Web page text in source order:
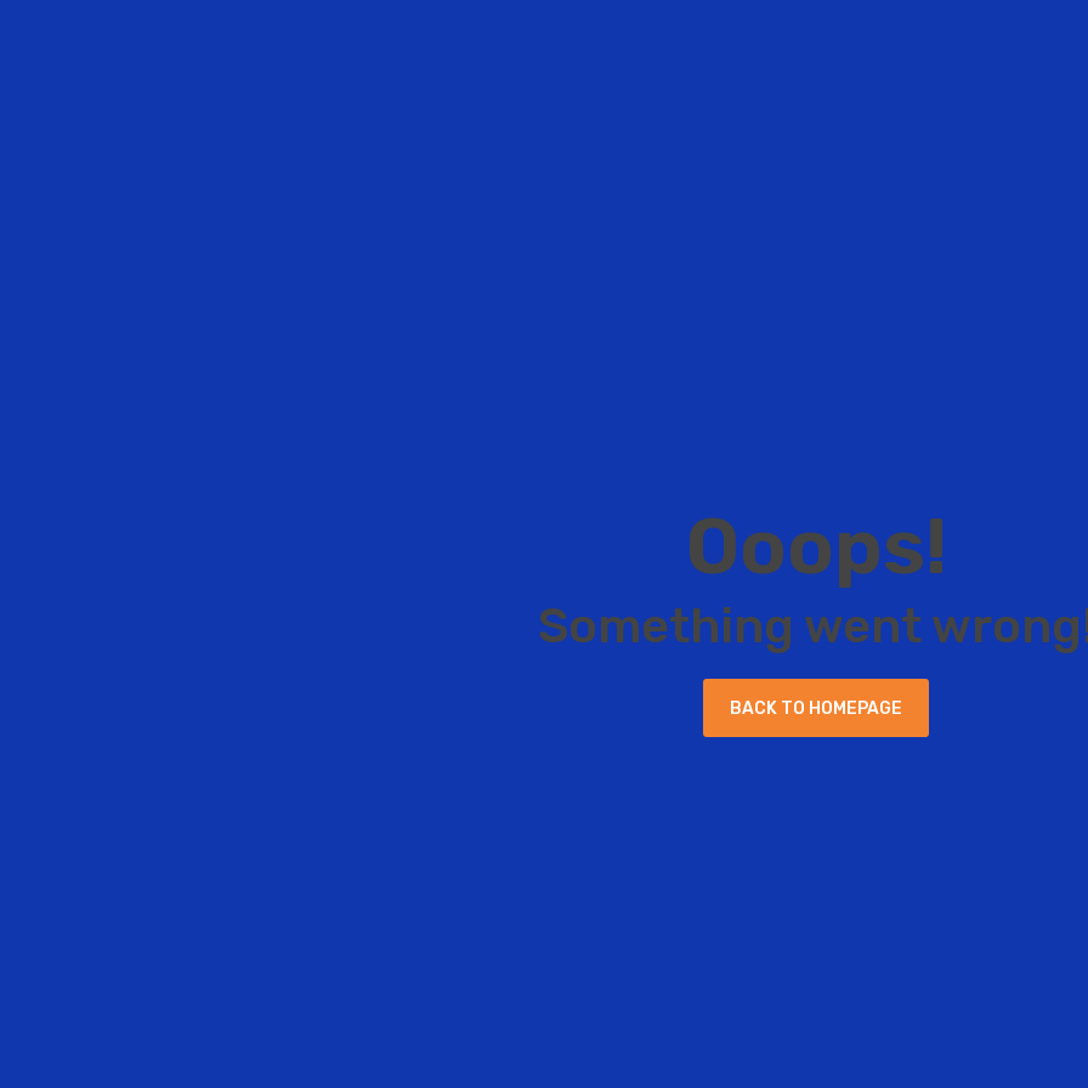
Ooops!
Something went wrong
BACK TO HOM EPAG E